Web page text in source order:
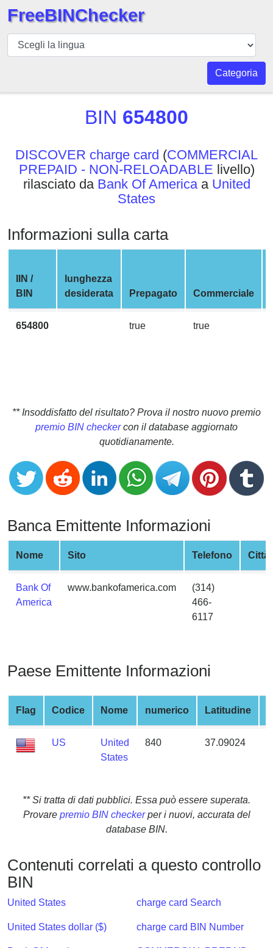
BIN
checker
API
BIN
Generator
Checker
v2
CC
Generator
from
Banks
Card
Generator
Credit
Card
Generator
Credit
Card
from
BIN
Credit
Card
What
IP
Address
BIN
Validator
FreeBINChecker
Categoria
BIN 654800
DISCOVER charge card (COMMERCIAL
PREPAID - NON-RELOADABLE livello)
rilasciato da Bank Of Americaa United
States
Informazioni sulla carta
IIN /
BIN
lunghezza
desiderata
Prepagato Commerciale
654800 true true
** Insoddisfatto del risultato? Prova il nostro nuovo premio
premio BIN checkercon il database aggiornato
quotidianamente.
Banca Emittente Informazioni
Nome Sito Telefono Città
Bank Of
America
www.bankofamerica.com
(314)
466-
6117
Paese Emittente Informazioni
Flag Codice Nome numerico Latitudine
US
United
States
840 37.09024
** Si tratta di dati pubblici. Essa può essere superata.
Provare premio BIN checkerper i nuovi, accurata del
database BIN.
Contenuti correlati a questo controllo
BIN
United States
United States dollar ($)
charge card Search
charge card BIN Number